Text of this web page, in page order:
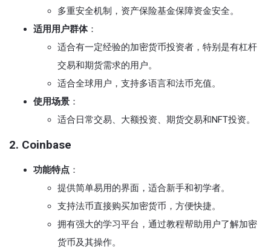
多重安全机制，资产保险基金保障资金安全。
适用用户群体：
适合有一定经验的加密货币投资者，特别是有杠杆
交易和期货需求的用户。
适合全球用户，支持多语言和法币充值。
使用场景 ：
适合日常交易、大额投资、期货交易和NFT投资。
2. Coinbase
功能特点 ：
提供简单易用的界面，适合新手和初学者。
支持法币直接购买加密货币，方便快捷。
拥有强大的学习平台，通过教程帮助用户了解加密
货币及其操作。